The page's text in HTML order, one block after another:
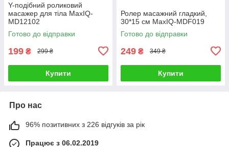
Y-подібний роликовий
масажер для тіла MaxIQ-
MD12102
Готово до відправки
199 ₴ 299 ₴
Купити
Ролер масажний гладкий,
30*15 см MaxIQ-MDF019
Готово до відправки
249 ₴ 349 ₴
Купити
Про нас
96% позитивних з 226 відгуків за рік
Працює з 06.02.2019